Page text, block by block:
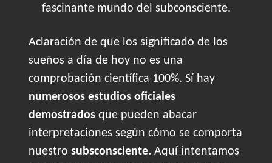
fascinante mundo del subconsciente.
Aclaración de que los significado de los
sueños a día de hoy no es una
comprobación científica 100%. Sí hay
numerosos estudios oficiales
demostrados que pueden abacar
interpretaciones según cómo se comporta
nuestro subsconsciente. Aquí intentamos